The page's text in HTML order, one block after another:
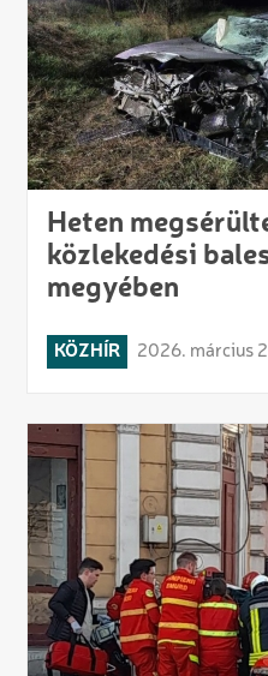
Heten
közlekedési
megyében
KÖZHÍR 2026. március